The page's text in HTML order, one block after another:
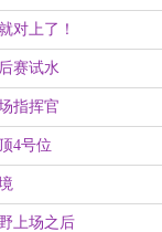
对上了！
赛试水
指挥官
4号位
上场之后